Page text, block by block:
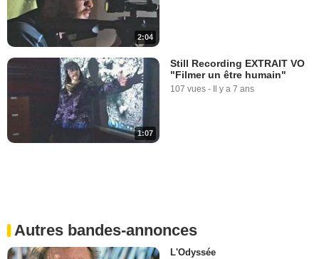
2:04
1:07
Still Recording EXTRAIT VO
"Filmer un être humain"
107 vues - Il y a 7 ans
Autres bandes-annonces
L'Odyssée